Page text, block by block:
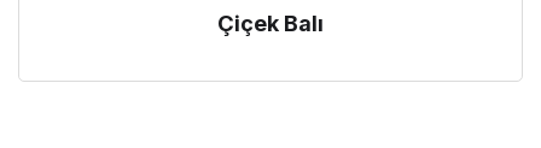
Çiçek Balı